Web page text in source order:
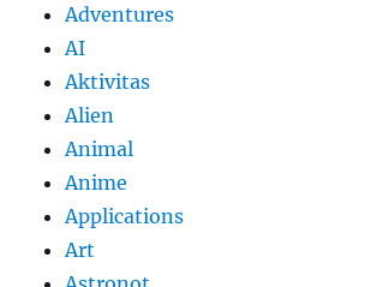
Adventures
AI
Aktivitas
Alien
Animal
Anime
Applications
Art